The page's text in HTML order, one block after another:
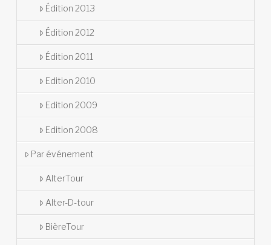
Édition 2013
Édition 2012
Édition 2011
Edition 2010
Edition 2009
Edition 2008
Par événement
AlterTour
Alter-D-tour
BièreTour